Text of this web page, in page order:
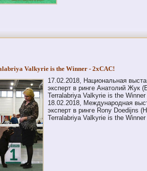
Valkyrie is the Winner - 2xCAC!
17.02.2018, Национальная
эксперт в ринге Анатолий Жук
Terralabriya Valkyrie is the
18.02.2018, Международная
эксперт в ринге Rony Doedijns
Terralabriya Valkyrie is the